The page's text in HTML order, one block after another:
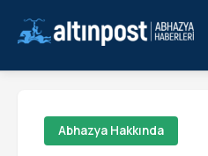
Abhazya Hakkında